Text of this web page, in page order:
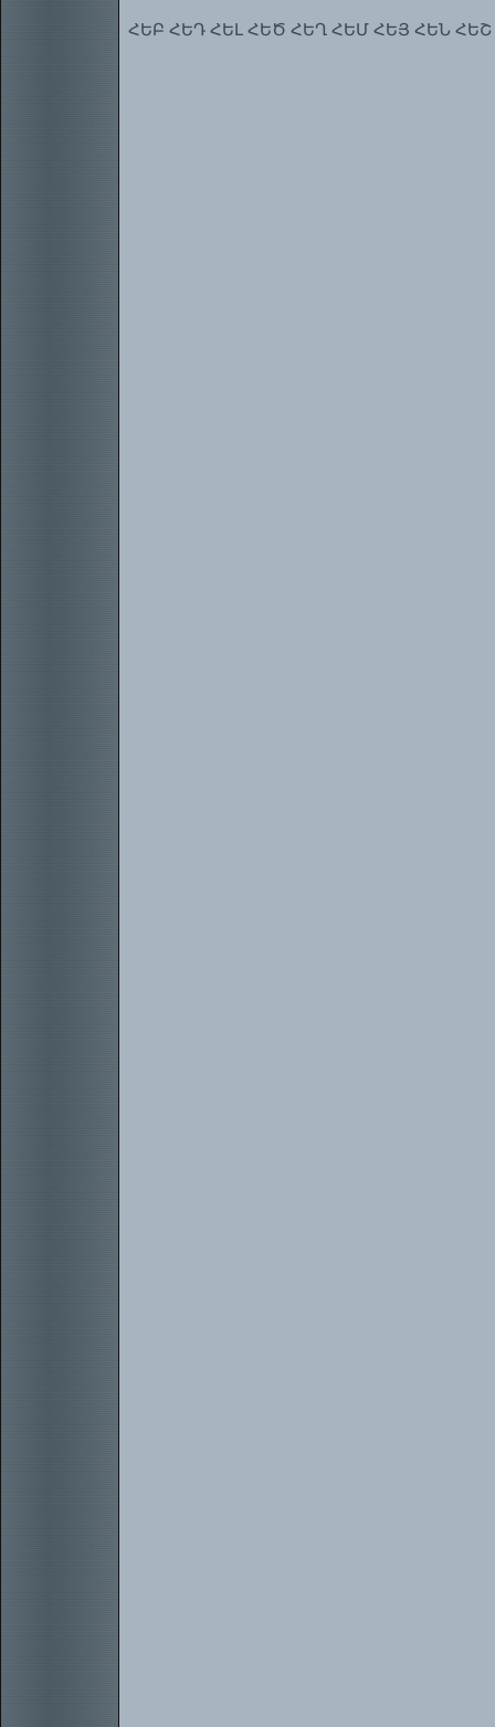
ՀԵԲ ՀԵԴ ՀԵԼ ՀԵԾ ՀԵՂ ՀԵՄ ՀԵՅ ՀԵՆ ՀԵՇ